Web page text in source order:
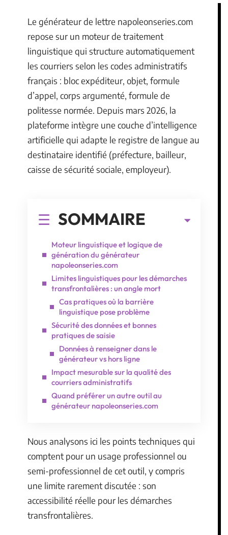
Le générateur de lettre napoleonseries.com
repose sur un moteur de traitement
linguistique qui structure automatiquement
les courriers selon les codes administratifs
français : bloc expéditeur, objet, formule
d’appel, corps argumenté, formule de
politesse normée. Depuis mars 2026, la
plateforme intègre une couche d’intelligence
artificielle qui adapte le registre de langue au
destinataire identifié (préfecture, bailleur,
caisse de sécurité sociale, employeur).
SOMMAIRE
Moteur linguistique et logique de
génération du générateur
napoleonseries.com
Limites linguistiques pour les démarches
transfrontalières : un angle mort
Cas pratiques où la barrière
linguistique pose problème
Sécurité des données et bonnes
pratiques de saisie
Données à renseigner dans le
générateur vs hors ligne
Impact mesurable sur la qualité des
courriers administratifs
Quand préférer un autre outil au
générateur napoleonseries.com
Nous analysons ici les points techniques qui
comptent pour un usage professionnel ou
semi-professionnel de cet outil, y compris
une limite rarement discutée : son
accessibilité réelle pour les démarches
transfrontalières.